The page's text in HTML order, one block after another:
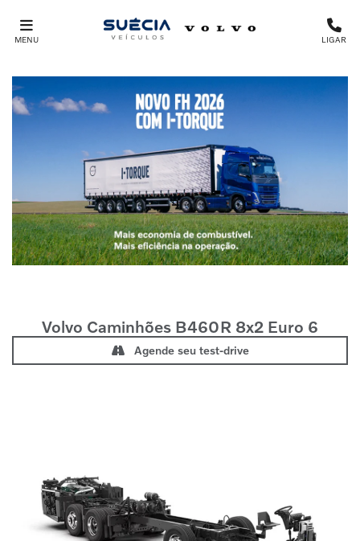
MENU LIGAR
Volvo Caminhões B460R 8x2 Euro 6
Agende seu test-drive
Anterior